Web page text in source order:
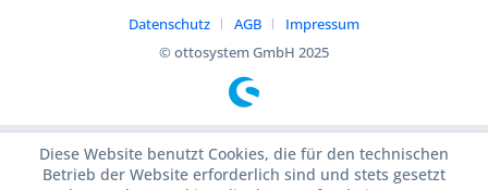
Datenschutz
AGB
Impressum
© ottosystem GmbH 2025
Diese Website benutzt Cookies, die für den technischen
Betrieb der Website erforderlich sind und stets gesetzt